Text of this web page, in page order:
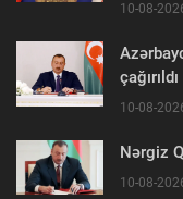
10-08-
çağırıldı
10-08-
Nərgiz
10-08-